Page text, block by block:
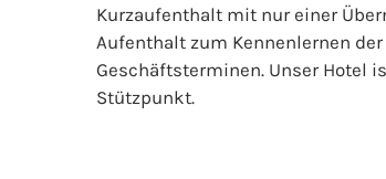
Kurzaufenthalt mit nur einer
Aufenthalt zum Kennenlernen
Geschäftsterminen. Unser Hotel
Stützpunkt.